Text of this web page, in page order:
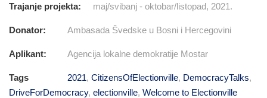
Trajanje projekta: maj/svibanj - oktobar/listopad, 2021.
Donator: Ambasada Švedske u Bosni i Hercegovini
Aplikant: Agencija lokalne demokratije Mostar
Tags 2021, CitizensOfElectionville, DemocracyTalks,
DriveForDemocracy, electionville, Welcome to Electionville